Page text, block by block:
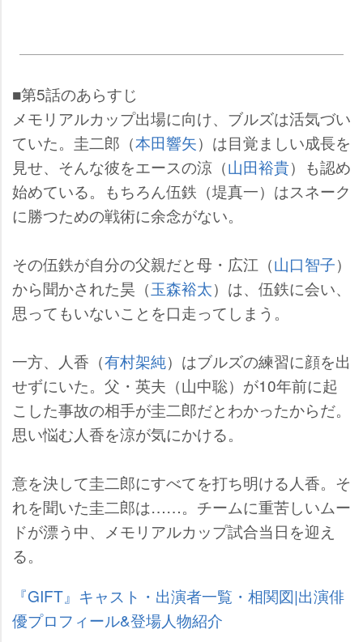
■第5話のあらすじ
メモリアルカップ出場に向け、ブルズは活気づい
ていた。圭二郎（本田響矢）は目覚ましい成長を
見せ、そんな彼をエースの涼（山田裕貴）も認め
始めている。もちろん伍鉄（堤真一）はスネーク
に勝つための戦術に余念がない。
その伍鉄が自分の父親だと母・広江（山口智子）
から聞かされた昊（玉森裕太）は、伍鉄に会い、
思ってもいないことを口走ってしまう。
一方、人香（有村架純）はブルズの練習に顔を出
せずにいた。父・英夫（山中聡）が10年前に起
こした事故の相手が圭二郎だとわかったからだ。
思い悩む人香を涼が気にかける。
意を決して圭二郎にすべてを打ち明ける人香。そ
れを聞いた圭二郎は……。チームに重苦しいムー
ドが漂う中、メモリアルカップ試合当日を迎え
る。
『GIFT』キャスト・出演者一覧・相関図|出演俳
優プロフィール&登場人物紹介